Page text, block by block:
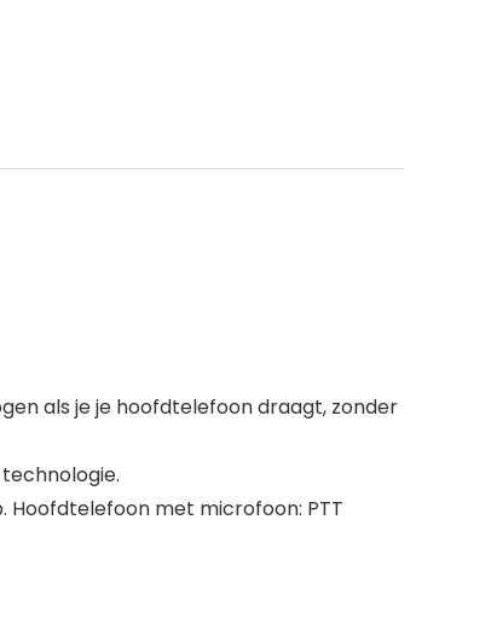
als je je hoofdtelefoon draagt, zonder
met microfoon: PTT